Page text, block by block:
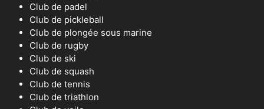
Club de padel
Club de pickleball
Club de plongée sous marine
Club de rugby
Club de ski
Club de squash
Club de tennis
Club de triathlon